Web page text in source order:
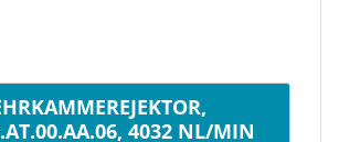
4032 NL/MIN